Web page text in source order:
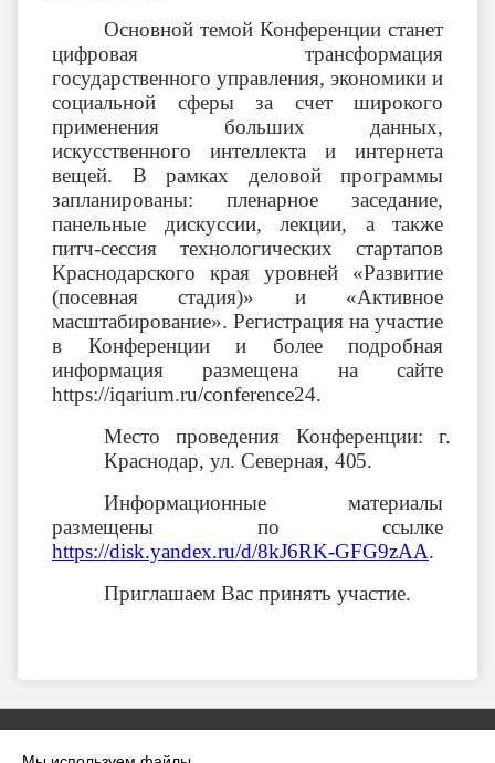
Основной темой Конференции станет
цифровая трансформация
государственного управления, экономики и
социальной сферы за счет широкого
применения больших данных,
искусственного интеллекта и интернета
вещей. В рамках деловой программы
запланированы: пленарное заседание,
панельные дискуссии, лекции, а также
питч-сессия технологических стартапов
Краснодарского края уровней «Развитие
(посевная стадия)» и «Активное
масштабирование». Регистрация на участие
в Конференции и более подробная
информация размещена на сайте
https://iqarium.ru/conference24.
Место проведения Конференции: г.
Краснодар, ул. Северная, 405.
Информационные материалы
размещены по ссылке
https://disk.yandex.ru/d/8kJ6RK-GFG9zAA.
Приглашаем Вас принять участие.